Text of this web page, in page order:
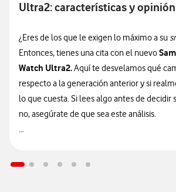
Ultra2: características y opinión
¿Eres de los que le exigen lo máximo a su
Entonces, tienes una cita con el nuevo
Watch Ultra2.Aquí te desvelamos qué
respecto a la generación anterior y si
lo que cuesta. Si lees algo antes de decidir
no, asegúrate de que sea este análisis.